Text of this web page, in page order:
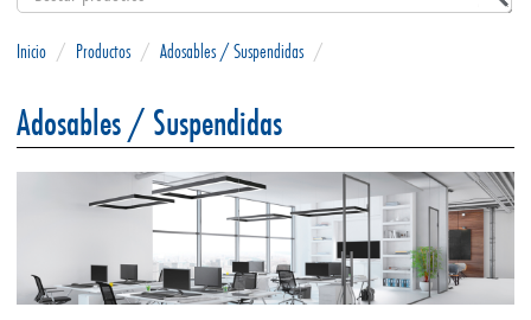
Inicio / Productos / Adosables / Suspendidas /
Adosables / Suspendidas